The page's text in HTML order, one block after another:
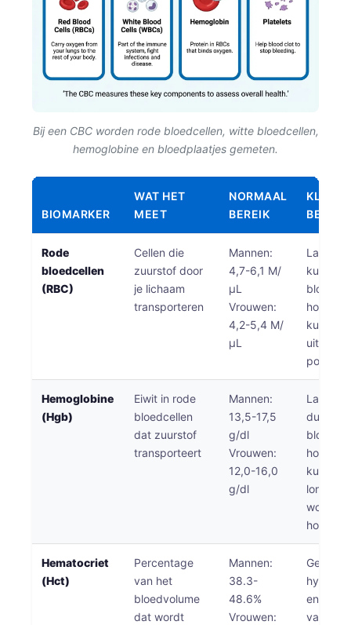
Bij een CBC worden rode bloedcellen, witte bloedcellen,
hemoglobine en bloedplaatjes gemeten.
BIOMARKER
WAT HET
MEET
NORMAAL
BEREIK
Rode
bloedcellen
(RBC)
Cellen die
zuurstof door
je lichaam
transporteren
Mannen:
4,7-6,1 M/
μL
Vrouwen:
4,2-5,4 M/
μL
Lage
kunnen
hoge
kunnen
Hemoglobine
(Hgb)
Eiwit in rode
bloedcellen
dat zuurstof
transporteert
Mannen:
13,5-17,5
g/dl
Vrouwen:
12,0-16,0
g/dl
Lage
duiden
hoge
kunnen
wonen
hoogte.
Hematocriet
(Hct)
Percentage
van het
bloedvolume
dat wordt
Mannen:
38.3-
48.6%
Vrouwen:
Geeft de
en de
van rode